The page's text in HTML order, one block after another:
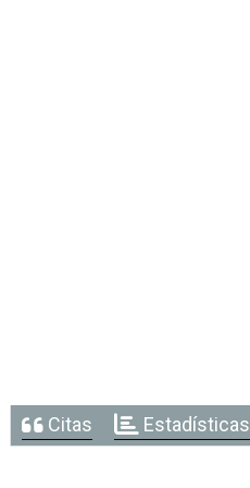
Citas Estadísticas